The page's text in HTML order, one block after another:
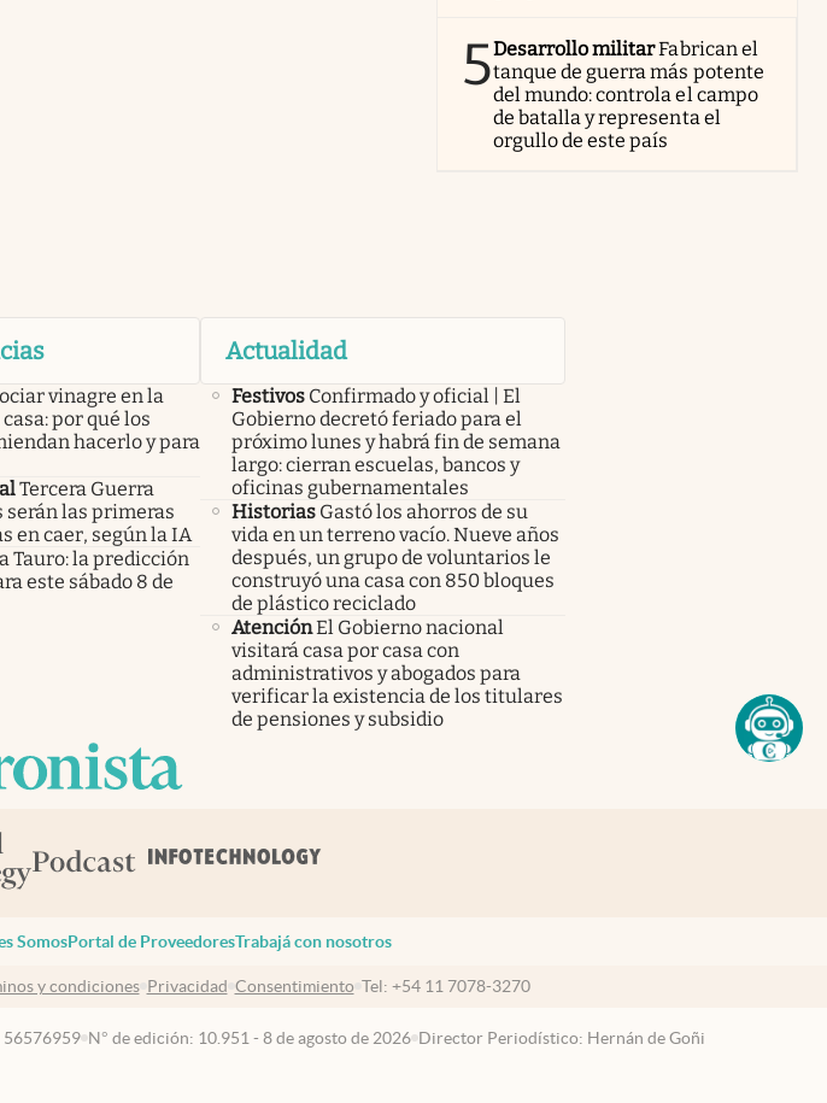
5Desarrollo militarFabrican el
tanque de guerra más potente
del mundo: controla el campo
de batalla y representa el
orgullo de este país
vinagre en la
por qué los
hacerlo y para
Tercera Guerra
serán las primeras
en caer, según la IA
Tauro: la predicción
este sábado 8 de
Actualidad
Festivos Confirmado y oficial | El
Gobierno decretó feriado para el
próximo lunes y habrá fin de semana
largo: cierran escuelas, bancos y
oficinas gubernamentales
Historias Gastó los ahorros de su
vida en un terreno vacío. Nueve años
después, un grupo de voluntarios le
construyó una casa con 850 bloques
de plástico reciclado
AtenciónEl Gobierno nacional
visitará casa por casa con
administrativos y abogados para
verificar la existencia de los titulares
de pensiones y subsidio
SomosPortal de ProveedoresTrabajá con nosotros
y condiciones Privacidad Consentimiento Tel: +54 11 7078-3270
56576959 N° de edición: 10.951 - 8 de agosto de 2026 Director Periodístico: Hernán de Goñi